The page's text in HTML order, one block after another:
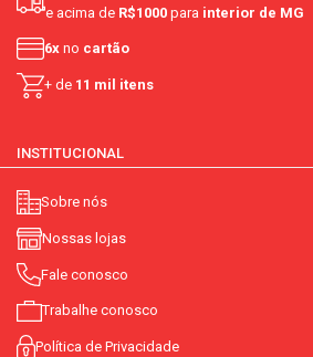
e acima de R$1000 para interior de MG
6x no cartão
+ de 11 mil itens
INSTITUCIONAL
Sobre nós
Nossas lojas
Fale conosco
Trabalhe conosco
Política de Privacidade